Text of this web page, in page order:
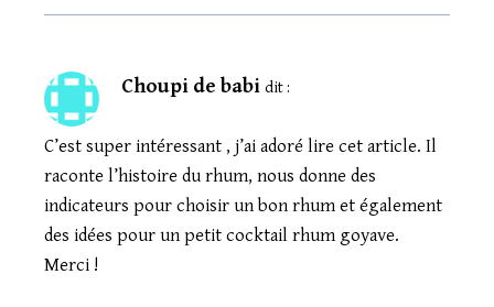
Choupi de babidit :
C’est super intéressant , j’ai adoré lire cet article. Il
raconte l’histoire du rhum, nous donne des
indicateurs pour choisir un bon rhum et également
des idées pour un petit cocktail rhum goyave.
Merci !